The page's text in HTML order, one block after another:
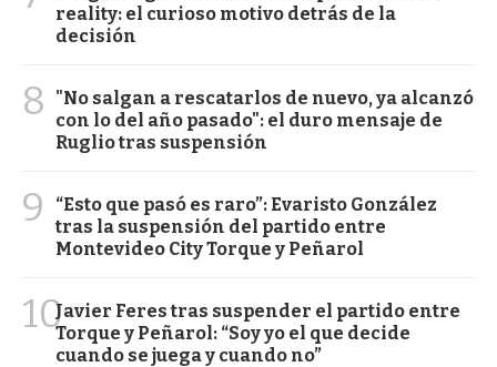
reality: el curioso motivo detrás de la
decisión
8
"No salgan a rescatarlos de nuevo, ya alcanzó
con lo del año pasado": el duro mensaje de
Ruglio tras suspensión
9
“Esto que pasó es raro”: Evaristo González
tras la suspensión del partido entre
Montevideo City Torque y Peñarol
10Javier Feres tras suspender el partido entre
Torque y Peñarol: “Soy yo el que decide
cuando se juega y cuando no”